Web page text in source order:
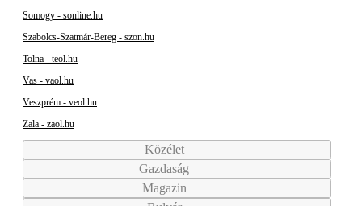
Somogy - sonline.hu
Szabolcs-Szatmár-Bereg - szon.hu
Tolna - teol.hu
Vas - vaol.hu
Veszprém - veol.hu
Zala - zaol.hu
Közélet
Gazdaság
Magazin